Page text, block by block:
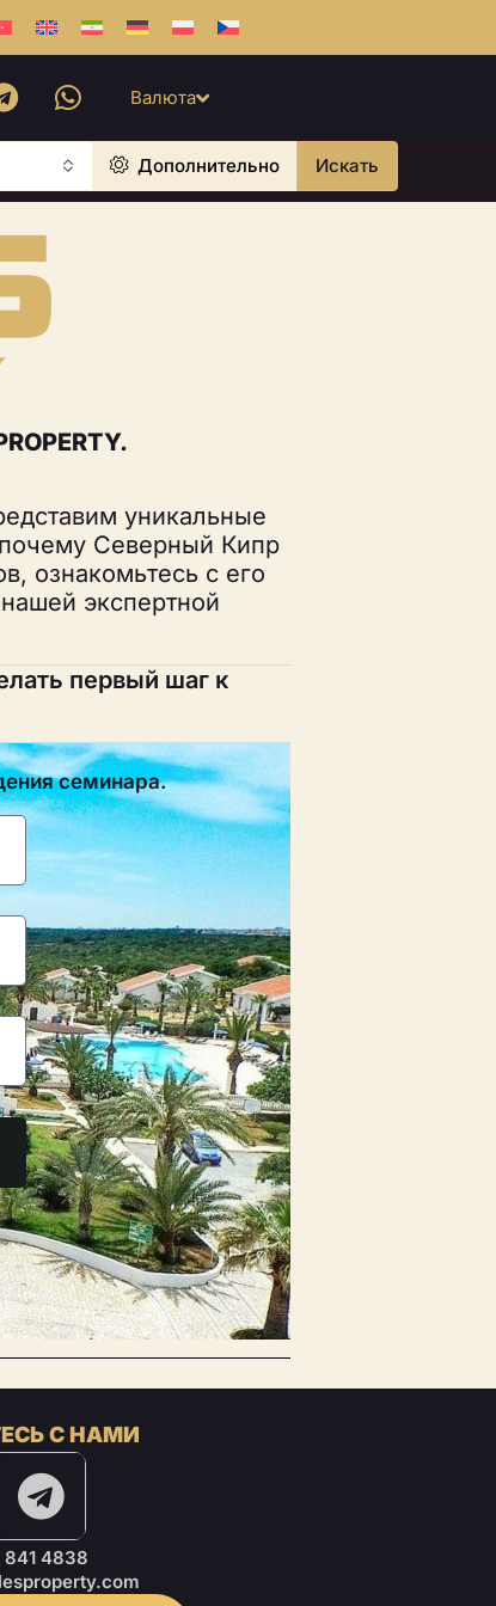
Валюта
Дополнительно Искать
уникальные
Северный Кипр
ознакомьтесь с его
экспертной
первый шаг к
семинара.
С НАМИ
4838